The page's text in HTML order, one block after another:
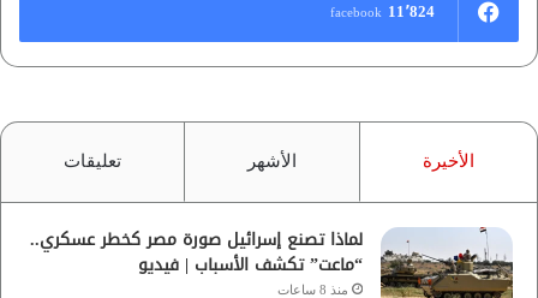
11٬824 facebook
الأخيرة الأشهر تعليقات
لماذا تصنع إسرائيل صورة مصر كخطر عسكري..
“ماعت” تكشف الأسباب | فيديو
منذ 8 ساعات